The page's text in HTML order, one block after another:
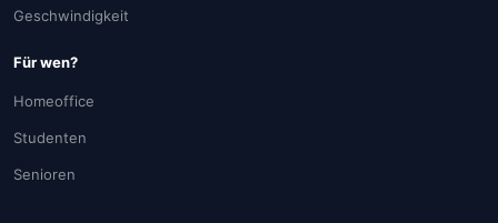
Geschwindigkeit
Für wen?
Homeoffice
Studenten
Senioren